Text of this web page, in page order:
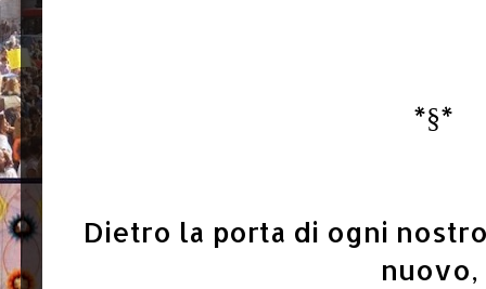
*§*
Dietro la porta di ogni
nuovo,